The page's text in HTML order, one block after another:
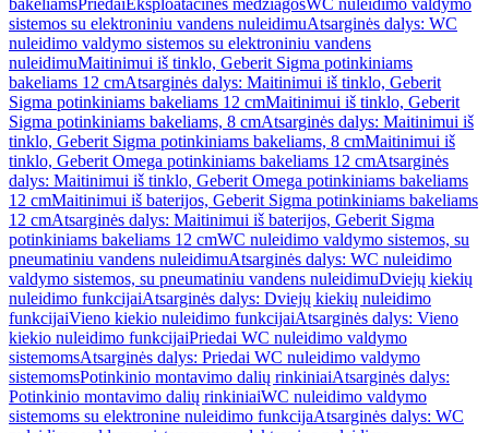
bakeliamsPriedaiEksploatacinės medžiagosWC nuleidimo valdymo
sistemos su elektroniniu vandens nuleidimuAtsarginės dalys: WC
nuleidimo valdymo sistemos su elektroniniu vandens
nuleidimuMaitinimui iš tinklo, Geberit Sigma potinkiniams
bakeliams 12 cmAtsarginės dalys: Maitinimui iš tinklo, Geberit
Sigma potinkiniams bakeliams 12 cmMaitinimui iš tinklo, Geberit
Sigma potinkiniams bakeliams, 8 cmAtsarginės dalys: Maitinimui iš
tinklo, Geberit Sigma potinkiniams bakeliams, 8 cmMaitinimui iš
tinklo, Geberit Omega potinkiniams bakeliams 12 cmAtsarginės
dalys: Maitinimui iš tinklo, Geberit Omega potinkiniams bakeliams
12 cmMaitinimui iš baterijos, Geberit Sigma potinkiniams bakeliams
12 cmAtsarginės dalys: Maitinimui iš baterijos, Geberit Sigma
potinkiniams bakeliams 12 cmWC nuleidimo valdymo sistemos, su
pneumatiniu vandens nuleidimuAtsarginės dalys: WC nuleidimo
valdymo sistemos, su pneumatiniu vandens nuleidimuDviejų kiekių
nuleidimo funkcijaiAtsarginės dalys: Dviejų kiekių nuleidimo
funkcijaiVieno kiekio nuleidimo funkcijaiAtsarginės dalys: Vieno
kiekio nuleidimo funkcijaiPriedai WC nuleidimo valdymo
sistemomsAtsarginės dalys: Priedai WC nuleidimo valdymo
sistemomsPotinkinio montavimo dalių rinkiniaiAtsarginės dalys:
Potinkinio montavimo dalių rinkiniaiWC nuleidimo valdymo
sistemoms su elektronine nuleidimo funkcijaAtsarginės dalys: WC